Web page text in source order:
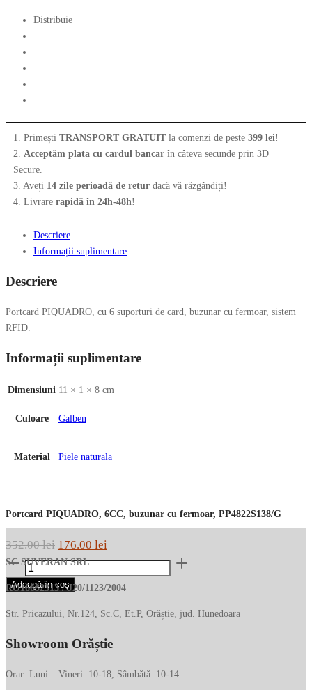
fermoar,
PP4822S138/G
Distribuie
1. Primești TRANSPORT GRATUIT la comenzi de peste 399 lei!
2. Acceptăm plata cu cardul bancar în câteva secunde prin 3D
Secure.
3. Aveți 14 zile perioadă de retur dacă vă răzgândiți!
4. Livrare rapidă în 24h-48h!
Descriere
Informații suplimentare
Descriere
Portcard PIQUADRO, cu 6 suporturi de card, buzunar cu fermoar, sistem
RFID.
Informații suplimentare
Dimensiuni 11 × 1 × 8 cm
Culoare Galben
Material Piele naturala
Portcard PIQUADRO, 6CC, buzunar cu fermoar, PP4822S138/G
352.00lei Prețul
inițial
a
352.00 lei.
176.00 lei
curent
este:
Cantitate
Portcard
PIQUADRO,
6CC,
cu
PP4822S138/G
Adaugă în coș
SC SUVERAN SRL
RO16632313 / J20/1123/2004
Str. Pricazului, Nr.124, Sc.C, Et.P, Orăștie, jud. Hunedoara
Showroom Orăștie
Orar: Luni – Vineri: 10-18, Sâmbătă: 10-14